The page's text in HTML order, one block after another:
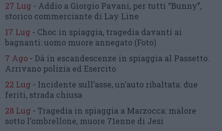
27 Lug - Addio a Giorgio Pavani, per tutti “Bunny”,
storico commerciante di Lay Line
17 Lug - Choc in spiaggia, tragedia davanti ai
bagnanti:uomo muore annegato (Foto)
7 Ago - Dà in escandescenze in spiaggia al Passetto.
Arrivano polizia ed Esercito
22 Lug - Incidente sull’asse, un’auto ribaltata: due
feriti, strada chiusa
28 Lug - Tragedia in spiaggia a Marzocca: malore
sotto l’ombrellone, muore 71enne di Jesi